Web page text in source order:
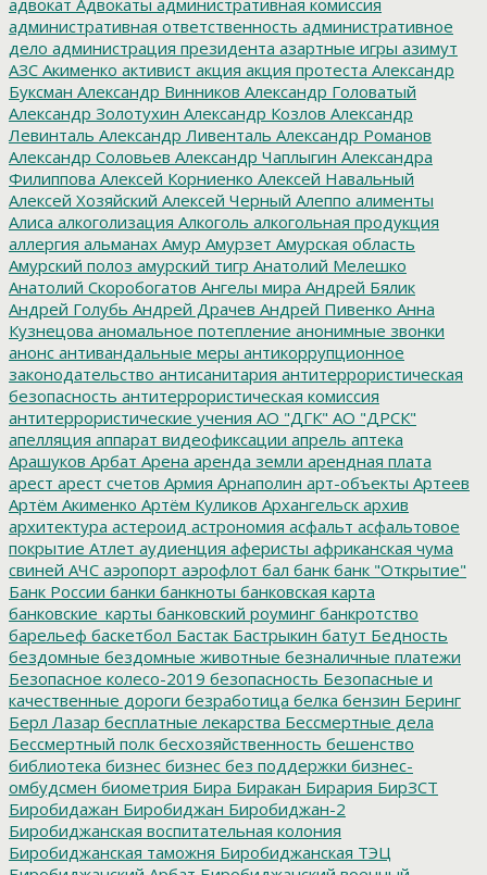
административная ответственность административное
дело администрация президента азартные игры азимут
АЗС Акименко активист акция акция протеста Александр
Буксман Александр Винников Александр Головатый
Александр Золотухин Александр Козлов Александр
Левинталь Александр Ливенталь Александр Романов
Александр Соловьев Александр Чаплыгин Александра
Филиппова Алексей Корниенко Алексей Навальный
Алексей Хозяйский Алексей Черный Алеппо алименты
Алиса алкоголизация Алкоголь алкогольная продукция
аллергия альманах Амур Амурзет Амурская область
Амурский полоз амурский тигр Анатолий Мелешко
Анатолий Скоробогатов Ангелы мира Андрей Бялик
Андрей Голубь Андрей Драчев Андрей Пивенко Анна
Кузнецова аномальное потепление анонимные звонки
анонс антивандальные меры антикоррупционное
законодательство антисанитария антитеррористическая
безопасность антитеррористическая комиссия
антитеррористические учения АО "ДГК" АО "ДРСК"
апелляция аппарат видеофиксации апрель аптека
Арашуков Арбат Арена аренда земли арендная плата
арест арест счетов Армия Арнаполин арт-объекты Артеев
Артём Акименко Артём Куликов Архангельск архив
архитектура астероид астрономия асфальт асфальтовое
покрытие Атлет аудиенция аферисты африканская чума
свиней АЧС аэропорт аэрофлот бал банк банк "Открытие"
Банк России банки банкноты банковская карта
банковские_карты банковский роуминг банкротство
барельеф баскетбол Бастак Бастрыкин батут Бедность
бездомные бездомные животные безналичные платежи
Безопасное колесо-2019 безопасность Безопасные и
качественные дороги безработица белка бензин Беринг
Берл Лазар бесплатные лекарства Бессмертные дела
Бессмертный полк бесхозяйственность бешенство
библиотека бизнес бизнес без поддержки бизнес-
омбудсмен биометрия Бира Биракан Бирария БирЗСТ
Биробидажан Биробиджан Биробиджан-2
Биробиджанская воспитательная колония
Биробиджанская таможня Биробиджанская ТЭЦ